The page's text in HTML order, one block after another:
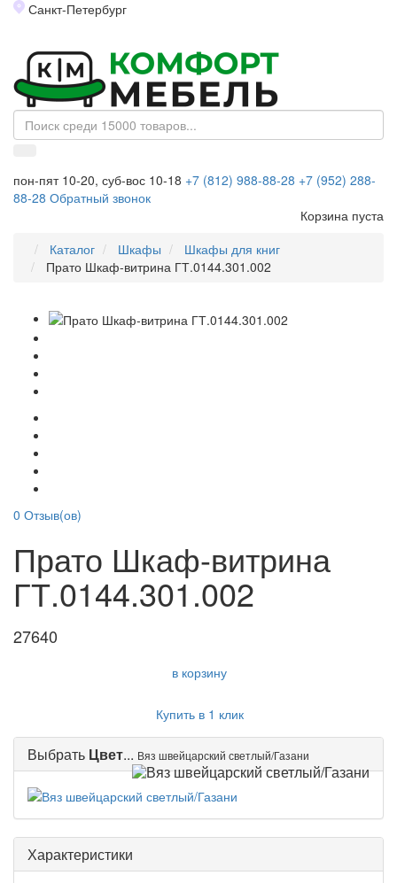
Санкт-Петербург
пон-пят 10-20, суб-вос 10-18 +7 (812) 988-88-28 +7 (952) 288-
88-28 Обратный звонок
Корзина пуста
Каталог
Шкафы
Шкафы для книг
Прато Шкаф-витрина ГТ.0144.301.002
0 Отзыв(ов)
Прато Шкаф-витрина
ГТ.0144.301.002
27640
в корзину
Купить в 1 клик
Выбрать Цвет... Вяз швейцарский светлый/Газани
Характеристики